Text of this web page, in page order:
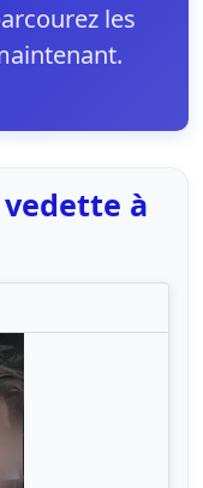
les
à